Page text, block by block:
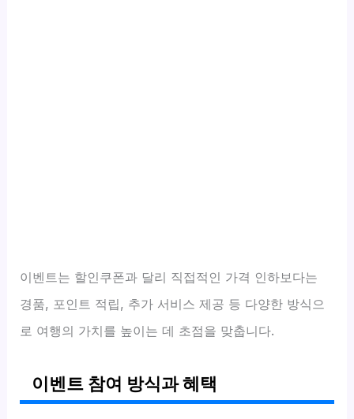
이벤트는 할인쿠폰과 달리 직접적인 가격 인하보다는
경품, 포인트 적립, 추가 서비스 제공 등 다양한 방식으
로 여행의 가치를 높이는 데 초점을 맞춥니다.
이벤트 참여 방식과 혜택